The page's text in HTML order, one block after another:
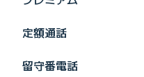
定額通話
留守番電話